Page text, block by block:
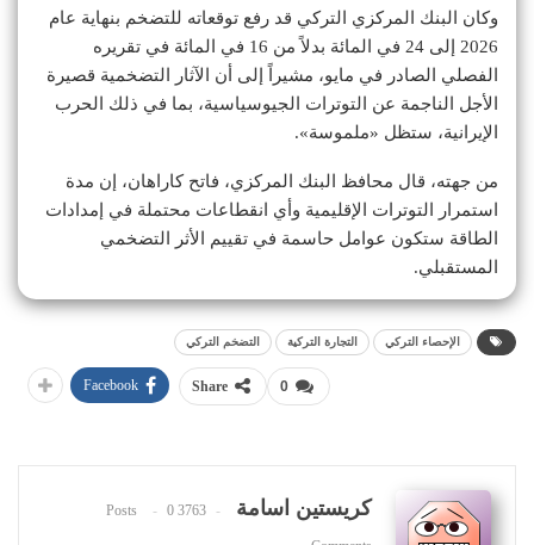
وكان البنك المركزي التركي قد رفع توقعاته للتضخم بنهاية عام
2026 إلى 24 في المائة بدلاً من 16 في المائة في تقريره
الفصلي الصادر في مايو، مشيراً إلى أن الآثار التضخمية قصيرة
الأجل الناجمة عن التوترات الجيوسياسية، بما في ذلك الحرب
الإيرانية، ستظل «ملموسة».
من جهته، قال محافظ البنك المركزي، فاتح كاراهان، إن مدة
استمرار التوترات الإقليمية وأي انقطاعات محتملة في إمدادات
الطاقة ستكون عوامل حاسمة في تقييم الأثر التضخمي
المستقبلي.
الإحصاء التركي التجارة التركية التضخم التركي
0
Share
Facebook
كريستين اسامة 3763 Posts
0